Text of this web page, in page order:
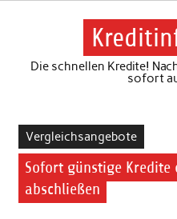
Skip
Die schnellen Kredite!
sofort
Vergleichsangebote
Sofort günstige Kredite
abschließen